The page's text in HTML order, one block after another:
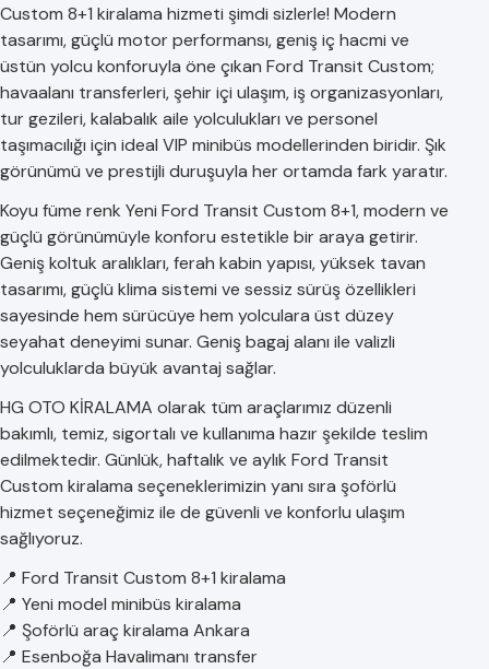
Custom 8+1 kiralama hizmeti şimdi sizlerle! Modern
tasarımı, güçlü motor performansı, geniş iç hacmi ve
üstün yolcu konforuyla öne çıkan Ford Transit Custom;
havaalanı transferleri, şehir içi ulaşım, iş organizasyonları,
tur gezileri, kalabalık aile yolculukları ve personel
taşımacılığı için ideal VIP minibüs modellerinden biridir. Şık
görünümü ve prestijli duruşuyla her ortamda fark yaratır.
Koyu füme renk Yeni Ford Transit Custom 8+1, modern ve
güçlü görünümüyle konforu estetikle bir araya getirir.
Geniş koltuk aralıkları, ferah kabin yapısı, yüksek tavan
tasarımı, güçlü klima sistemi ve sessiz sürüş özellikleri
sayesinde hem sürücüye hem yolculara üst düzey
seyahat deneyimi sunar. Geniş bagaj alanı ile valizli
yolculuklarda büyük avantaj sağlar.
HG OTO KİRALAMA olarak tüm araçlarımız düzenli
bakımlı, temiz, sigortalı ve kullanıma hazır şekilde teslim
edilmektedir. Günlük, haftalık ve aylık Ford Transit
Custom kiralama seçeneklerimizin yanı sıra şoförlü
hizmet seçeneğimiz ile de güvenli ve konforlu ulaşım
sağlıyoruz.
📍 Ford Transit Custom 8+1 kiralama
📍 Yeni model minibüs kiralama
📍 Şoförlü araç kiralama Ankara
📍 Esenboğa Havalimanı transfer